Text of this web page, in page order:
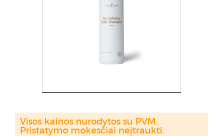
Visos kainos nurodytos su PVM.
Pristatymo mokesčiai neįtraukti.